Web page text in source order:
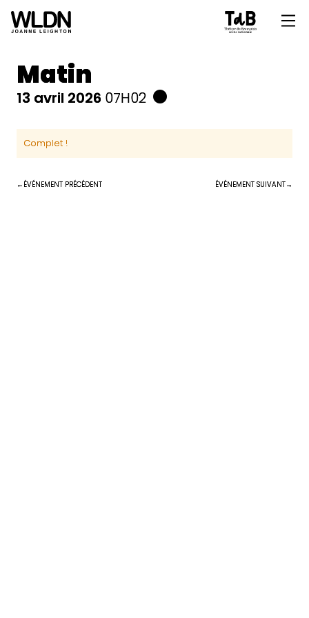
Matin
13 avril 2026 07H02
Complet !
ÉVÉNEMENT PRÉCÉDENT ÉVÉNEMENT SUIVANT